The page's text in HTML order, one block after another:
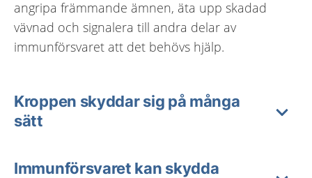
angripa främmande ämnen, äta upp skadad
vävnad och signalera till andra delar av
immunförsvaret att det behövs hjälp.
Kroppen skyddar sig på många
sätt
Immunförsvaret kan skydda